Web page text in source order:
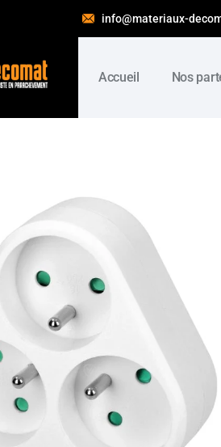
info@materiaux-
Accueil Nos